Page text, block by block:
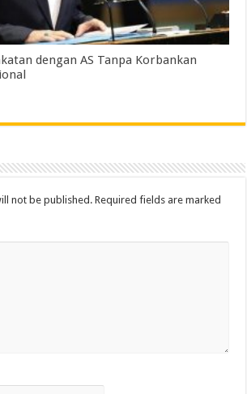
dengan AS Tanpa Korbankan
not be published. Required fields are marked